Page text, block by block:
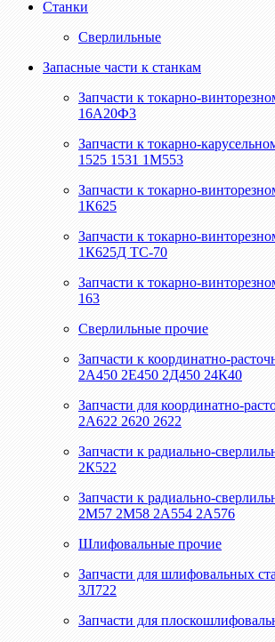
Станки
Сверлильные
Запасные части к станкам
Запчасти к токарно-
16А20Ф3
Запчасти к токарно-
1525 1531 1М553
Запчасти к токарно-
1К625
Запчасти к токарно-
1К625Д ТС-70
Запчасти к токарно-
163
Сверлильные прочие
Запчасти к координатно-
2А450 2Е450 2Д450 24К40
Запчасти для координатно-
2А622 2620 2622
Запчасти к радиально-
2К522
Запчасти к радиально-
2М57 2М58 2А554 2А576
Шлифовальные прочие
Запчасти для шлифовальных
3Л722
Запчасти для